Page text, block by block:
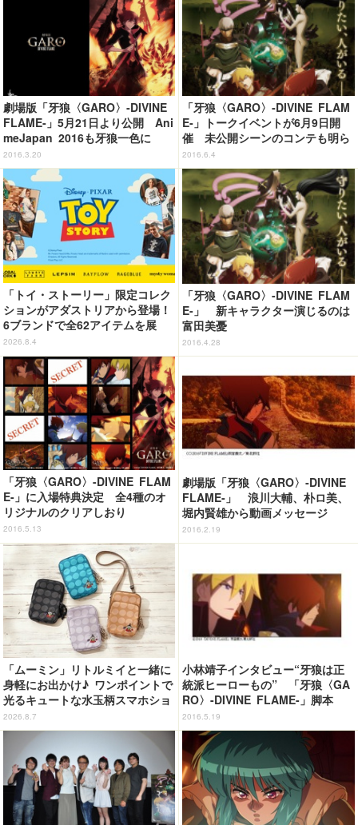
劇場版「牙狼〈GARO〉‐DIVINE
FLAME‐」5月21日より公開 Ani
meJapan 2016も牙狼一色に
2016.3.20
「牙狼〈GARO〉‐DIVINE FLAM
E‐」トークイベントが6月9日開
催 未公開シーンのコンテも明ら
かに
2016.6.4
「トイ・ストーリー」限定コレク
ションがアダストリアから登場！
6ブランドで全62アイテムを展
開 店舗で購入するとオリジナル
マグネットをプレゼント☆
2026.8.4
「牙狼〈GARO〉-DIVINE FLAM
E-」 新キャラクター演じるのは
富田美憂
2016.4.28
「牙狼〈GARO〉-DIVINE FLAM
E-」に入場特典決定 全4種のオ
リジナルのクリアしおり
2016.5.13
劇場版「牙狼〈GARO〉‐DIVINE
FLAME‐」 浪川大輔、朴ロ美、
堀内賢雄から動画メッセージ
2016.2.19
「ムーミン」リトルミイと一緒に
身軽にお出かけ♪ ワンポイントで
光るキュートな水玉柄スマホショ
ルダーが新登場！
2026.8.7
小林靖子インタビュー“牙狼は正
統派ヒーローもの” 「牙狼〈GA
RO〉-DIVINE FLAME-」脚本
2016.5.19